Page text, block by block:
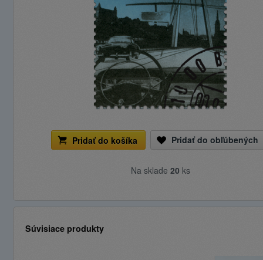
Pridať do košíka Pridať do obľúbených
Na sklade 20 ks
Súvisiace produkty